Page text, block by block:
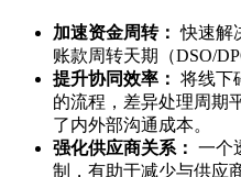
加速资金周转： 快速解
账款周转天期（DSO/
提升协同效率： 将线下
的流程，差异处理周期
了内外部沟通成本。
强化供应商关系： 一个
制，有助于减少与供应